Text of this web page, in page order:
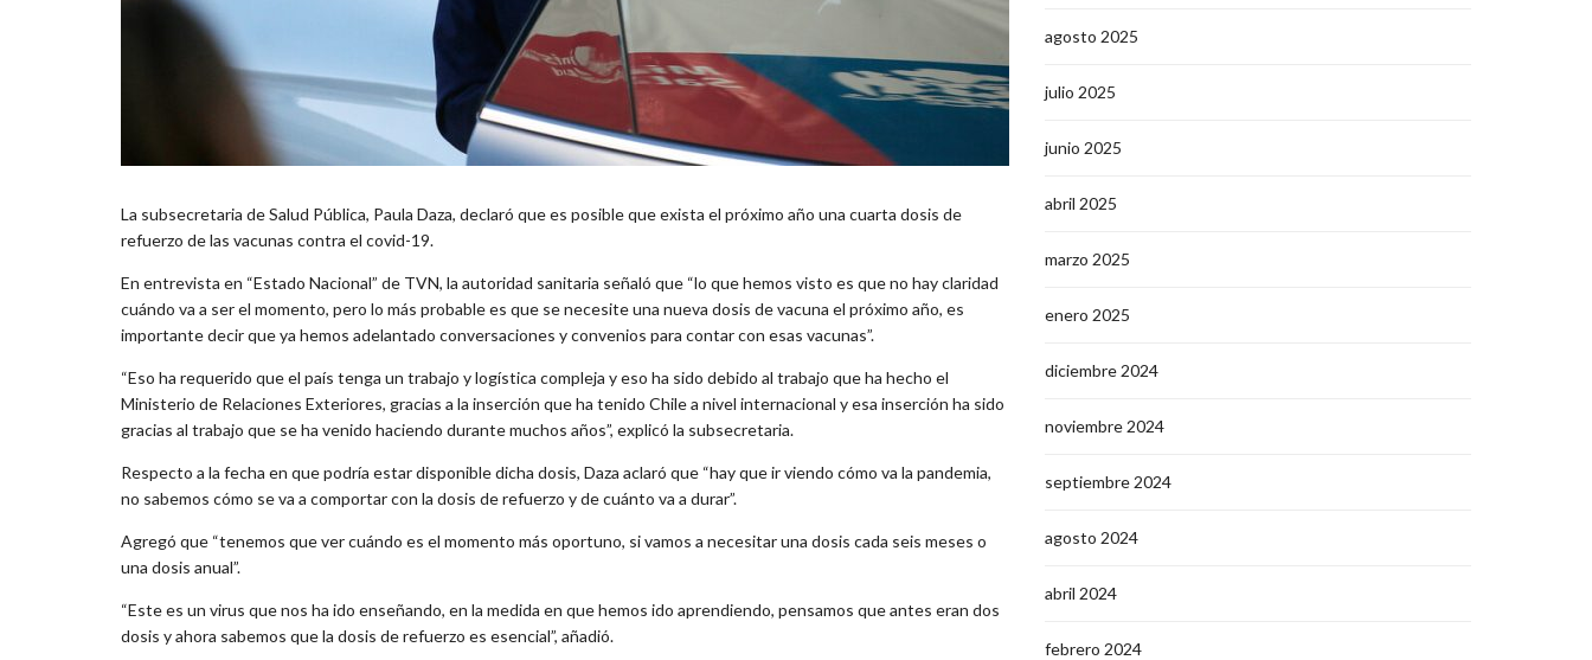
La subsecretaria de Salud Pública, Paula Daza, declaró que es posible que exista el próximo año una cuarta dosis de
refuerzo de las vacunas contra el covid-19.
En entrevista en “Estado Nacional” de TVN, la autoridad sanitaria señaló que “lo que hemos visto es que no hay claridad
cuándo va a ser el momento, pero lo más probable es que se necesite una nueva dosis de vacuna el próximo año, es
importante decir que ya hemos adelantado conversaciones y convenios para contar con esas vacunas”.
“Eso ha requerido que el país tenga un trabajo y logística compleja y eso ha sido debido al trabajo que ha hecho el
Ministerio de Relaciones Exteriores, gracias a la inserción que ha tenido Chile a nivel internacional y esa inserción ha sido
gracias al trabajo que se ha venido haciendo durante muchos años”, explicó la subsecretaria.
Respecto a la fecha en que podría estar disponible dicha dosis, Daza aclaró que “hay que ir viendo cómo va la pandemia,
no sabemos cómo se va a comportar con la dosis de refuerzo y de cuánto va a durar”.
Agregó que “tenemos que ver cuándo es el momento más oportuno, si vamos a necesitar una dosis cada seis meses o
una dosis anual”.
“Este es un virus que nos ha ido enseñando, en la medida en que hemos ido aprendiendo, pensamos que antes eran dos
dosis y ahora sabemos que la dosis de refuerzo es esencial”, añadió.
agosto 2025
julio 2025
junio 2025
abril 2025
marzo 2025
enero 2025
diciembre 2024
noviembre 2024
septiembre 2024
agosto 2024
abril 2024
febrero 2024